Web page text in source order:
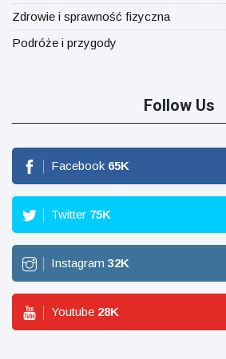
Zdrowie i sprawność fizyczna
Podróże i przygody
Follow Us
Facebook 65K
Twitter 75K
Instagram 32K
Youtube 28K